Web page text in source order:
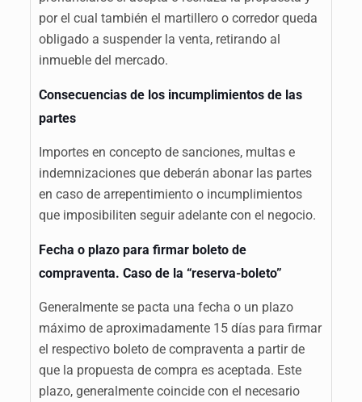
por el cual también el martillero o corredor queda
obligado a suspender la venta, retirando al
inmueble del mercado.
Consecuencias de los incumplimientos de las
partes
Importes en concepto de sanciones, multas e
indemnizaciones que deberán abonar las partes
en caso de arrepentimiento o incumplimientos
que imposibiliten seguir adelante con el negocio.
Fecha o plazo para firmar boleto de
compraventa. Caso de la “reserva-boleto”
Generalmente se pacta una fecha o un plazo
máximo de aproximadamente 15 días para firmar
el respectivo boleto de compraventa a partir de
que la propuesta de compra es aceptada. Este
plazo, generalmente coincide con el necesario